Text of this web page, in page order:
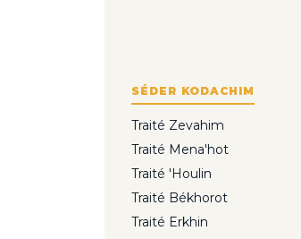
SÉDER KODACHIM
Traité Zevahim
Traité Mena'hot
Traité 'Houlin
Traité Békhorot
Traité Erkhin